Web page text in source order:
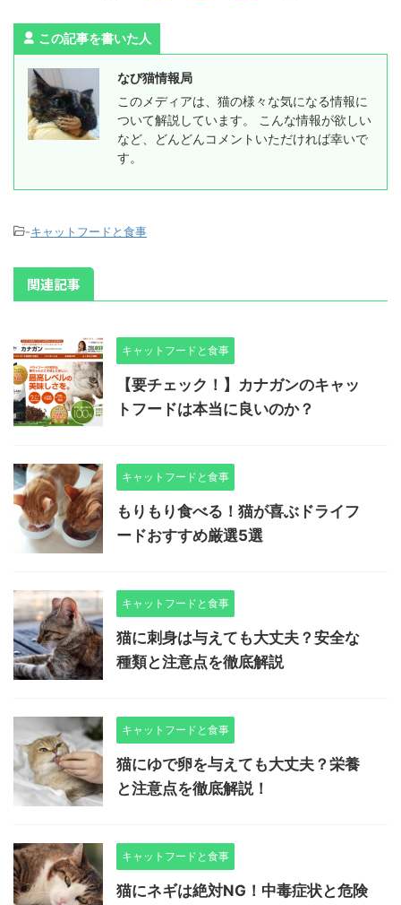
この記事を書いた人
なび猫情報局
このメディアは、猫の様々な気になる情報に
ついて解説しています。 こんな情報が欲しい
など、どんどんコメントいただければ幸いで
す。
-キャットフードと食事
関連記事
キャットフードと食事
【要チェック！】カナガンのキャッ
トフードは本当に良いのか？
キャットフードと食事
もりもり食べる！猫が喜ぶドライフ
ードおすすめ厳選5選
キャットフードと食事
猫に刺身は与えても大丈夫？安全な
種類と注意点を徹底解説
キャットフードと食事
猫にゆで卵を与えても大丈夫？栄養
と注意点を徹底解説！
キャットフードと食事
猫にネギは絶対NG！中毒症状と危険